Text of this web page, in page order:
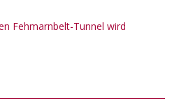
Fehmarnbelt-Tunnel wird